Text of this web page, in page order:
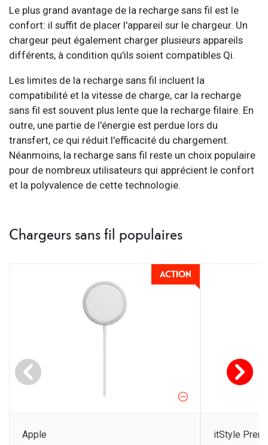
Le plus grand avantage de la recharge sans fil est le
confort: il suffit de placer l'appareil sur le chargeur. Un
chargeur peut également charger plusieurs appareils
différents, à condition qu'ils soient compatibles Qi.
Les limites de la recharge sans fil incluent la
compatibilité et la vitesse de charge, car la recharge
sans fil est souvent plus lente que la recharge filaire. En
outre, une partie de l'énergie est perdue lors du
transfert, ce qui réduit l'efficacité du chargement.
Néanmoins, la recharge sans fil reste un choix populaire
pour de nombreux utilisateurs qui apprécient le confort
et la polyvalence de cette technologie.
Chargeurs sans fil populaires
ACTION
Apple
itStyle